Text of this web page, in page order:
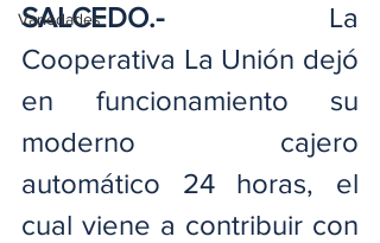
Variedades
SALCEDO.- La
Cooperativa La Unión dejó
en funcionamiento su
moderno cajero
automático 24 horas, el
cual viene a contribuir con